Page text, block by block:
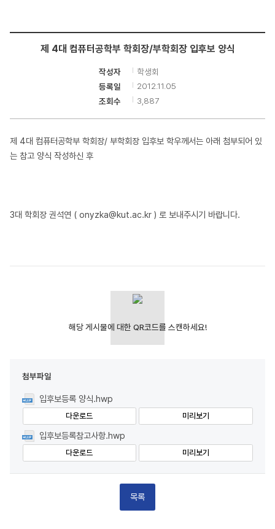
학
제 4대 컴퓨터공학부 학회장/부학회장 입후보 양식
작성자
학생회
등록일
2012.11.05
조회수
3,887
제 4대 컴퓨터공학부 학회장/ 부학회장 입후보 학우께서는 아래 첨부되어 있
는 참고 양식 작성하신 후
3대 학회장 권석연 ( onyzka@kut.ac.kr ) 로 보내주시기 바랍니다.
첨부파일
입후보등록 양식.hwp
다운로드 미리보기
입후보등록참고사항.hwp
다운로드 미리보기
목록